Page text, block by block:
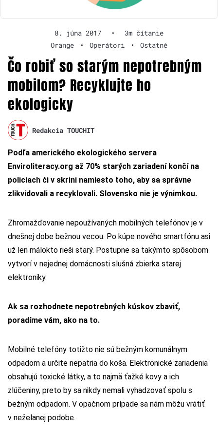
8. júna 2017 •
3m čítanie
Orange
• Operátori • Ostatné
Čo robiť so starým nepotrebným
mobilom? Recyklujte ho
ekologicky
Redakcia TOUCHIT
Podľa amerického ekologického servera
Enviroliteracy.org až 70% starých zariadení končí na
policiach či v skrini namiesto toho, aby sa správne
zlikvidovali a recyklovali. Slovensko nie je výnimkou.
Zhromažďovanie nepoužívaných mobilných telefónov je v
dnešnej dobe bežnou vecou. Po kúpe nového smartfónu asi
už len málokto rieši starý. Postupne sa takýmto spôsobom
vytvorí v nejednej domácnosti slušná zbierka starej
elektroniky.
Ak sa rozhodnete nepotrebných kúskov zbaviť,
poradíme vám, ako na to.
Mobilné telefóny totižto nie sú bežným komunálnym
odpadom a určite nepatria do koša. Elektronické zariadenia
obsahujú toxické látky, a to najmä ťažké kovy a ich
zlúčeniny, preto by sa nikdy nemali vyhadzovať spolu s
bežným odpadom. V opačnom prípade sa nám môžu vrátiť
v neželanej podobe.